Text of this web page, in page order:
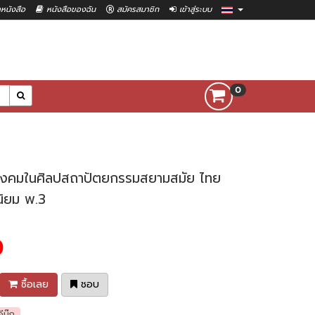
หนังสือ หนังสือของฉัน สมัครสมาชิก เข้าสู่ระบบ
0
คมในศิลปสถาปัตยกรรมสยามสมัย ไทย
ยม พ.3
ซื้อเลย ชอบ